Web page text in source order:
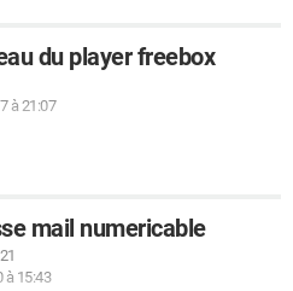
du player freebox
à 21:07
mail numericable
à 15:43